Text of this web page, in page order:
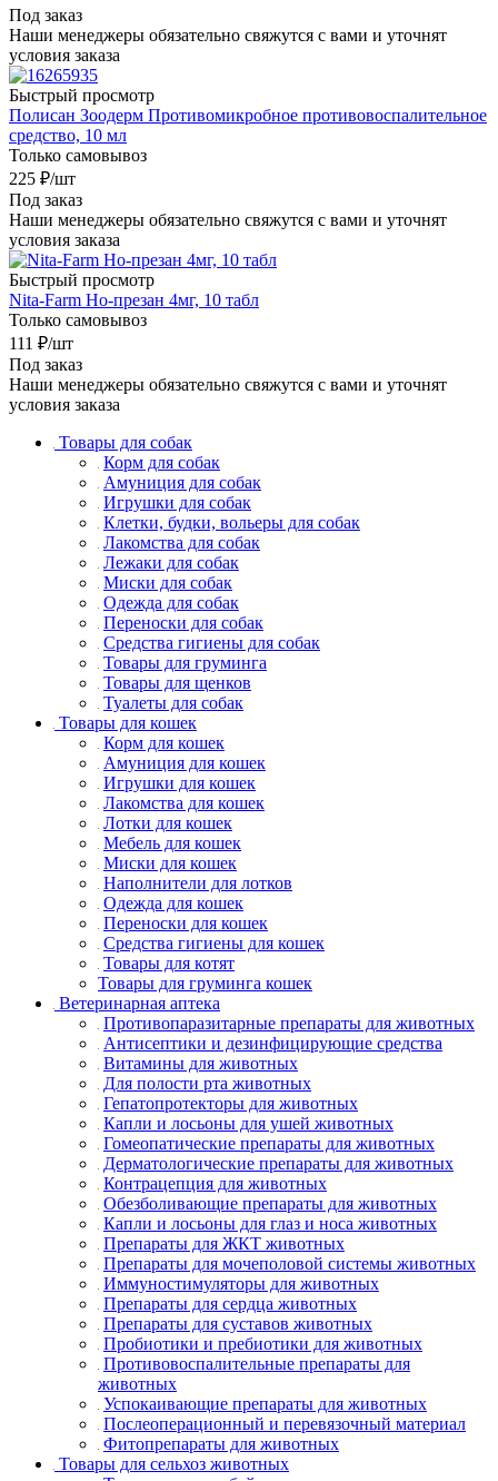
Под заказ
Наши менеджеры обязательно свяжутся с вами и уточнят
условия заказа
Быстрый просмотр
Полисан Зоодерм Противомикробное противовоспалительное
средство, 10 мл
Только самовывоз
225 ₽/шт
Под заказ
Наши менеджеры обязательно свяжутся с вами и уточнят
условия заказа
Быстрый просмотр
Nita-Farm Но-презан 4мг, 10 табл
Только самовывоз
111 ₽/шт
Под заказ
Наши менеджеры обязательно свяжутся с вами и уточнят
условия заказа
Товары для собак
Корм для собак
Амуниция для собак
Игрушки для собак
Клетки, будки, вольеры для собак
Лакомства для собак
Лежаки для собак
Миски для собак
Одежда для собак
Переноски для собак
Средства гигиены для собак
Товары для груминга
Товары для щенков
Туалеты для собак
Товары для кошек
Корм для кошек
Амуниция для кошек
Игрушки для кошек
Лакомства для кошек
Лотки для кошек
Мебель для кошек
Миски для кошек
Наполнители для лотков
Одежда для кошек
Переноски для кошек
Средства гигиены для кошек
Товары для котят
Товары для груминга кошек
Ветеринарная аптека
Противопаразитарные препараты для животных
Антисептики и дезинфицирующие средства
Витамины для животных
Для полости рта животных
Гепатопротекторы для животных
Капли и лосьоны для ушей животных
Гомеопатические препараты для животных
Дерматологические препараты для животных
Контрацепция для животных
Обезболивающие препараты для животных
Капли и лосьоны для глаз и носа животных
Препараты для ЖКТ животных
Препараты для мочеполовой системы животных
Иммуностимуляторы для животных
Препараты для сердца животных
Препараты для суставов животных
Пробиотики и пребиотики для животных
Противовоспалительные препараты для
животных
Успокаивающие препараты для животных
Послеоперационный и перевязочный материал
Фитопрепараты для животных
Товары для сельхоз животных